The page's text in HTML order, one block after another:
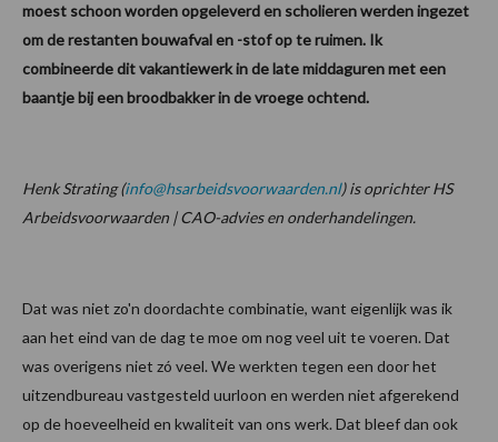
moest schoon worden opgeleverd en scholieren werden ingezet
om de restanten bouwafval en -stof op te ruimen. Ik
combineerde dit vakantiewerk in de late middaguren met een
baantje bij een broodbakker in de vroege ochtend.
Henk Strating (info@hsarbeidsvoorwaarden.nl) is oprichter HS
Arbeidsvoorwaarden | CAO-advies en onderhandelingen.
Dat was niet zo'n doordachte combinatie, want eigenlijk was ik
aan het eind van de dag te moe om nog veel uit te voeren. Dat
was overigens niet zó veel. We werkten tegen een door het
uitzendbureau vastgesteld uurloon en werden niet afgerekend
op de hoeveelheid en kwaliteit van ons werk. Dat bleef dan ook